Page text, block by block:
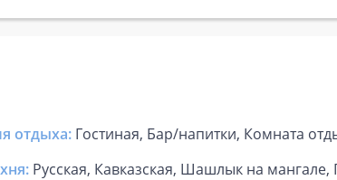
отдыха: Гостиная, Бар/напитки, Комната
Русская, Кавказская, Шашлык на мангале,